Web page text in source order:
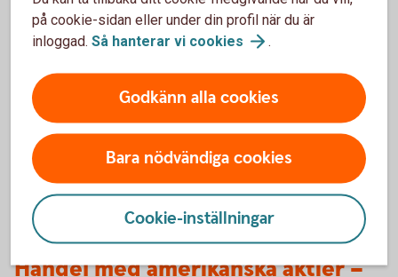
mer.
Prislista
Handel med amerikanska aktier –
på cookie-sidan eller under din profil när du är
inloggad. Så hanterar vi cookies .
Godkänn alla cookies
Bara nödvändiga cookies
Cookie-inställningar